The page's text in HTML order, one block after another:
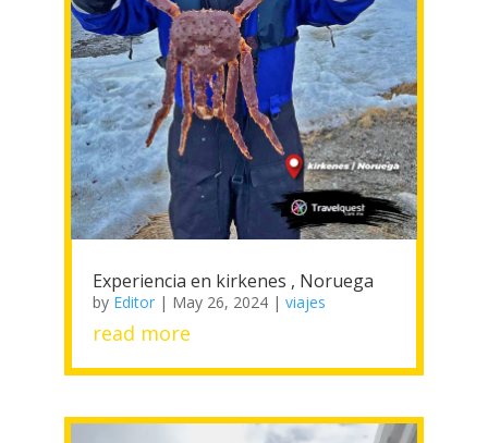
Experiencia en kirkenes , Noruega
by Editor| May 26, 2024| viajes
read more